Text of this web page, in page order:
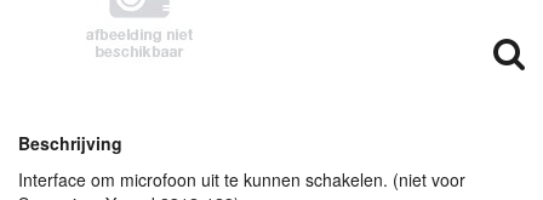
Beschrijving
Interface om microfoon uit te kunnen schakelen. (niet voor